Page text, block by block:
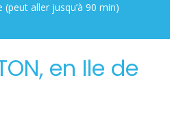
aller jusqu’à 90 min)
en Ile de